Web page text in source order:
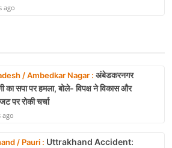
ago
/ Ambedkar Nagar : अंबेडकरनगर
का सपा पर हमला, बोले- विपक्ष ने विकास और
पर रोकी चर्चा
ago
/ Pauri : Uttrakhand Accident: